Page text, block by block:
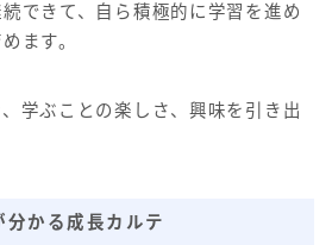
できて、自ら積極的に学習を進め
ます。
学ぶことの楽しさ、興味を引き出
かる成長カルテ